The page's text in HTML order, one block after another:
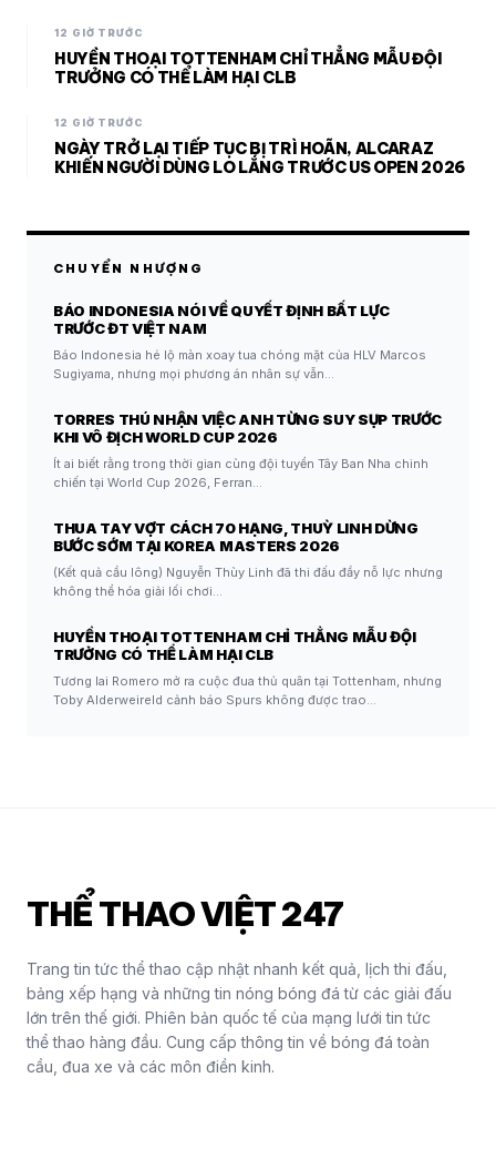
12 GIỜ TRƯỚC
HUYỀN THOẠI TOTTENHAM CHỈ THẲNG MẪU ĐỘI
TRƯỞNG CÓ THỂ LÀM HẠI CLB
12 GIỜ TRƯỚC
NGÀY TRỞ LẠI TIẾP TỤC BỊ TRÌ HOÃN, ALCARAZ
KHIẾN NGƯỜI DÙNG LO LẮNG TRƯỚC US OPEN 2026
CHUYỂN NHƯỢNG
BÁO INDONESIA NÓI VỀ QUYẾT ĐỊNH BẤT LỰC
TRƯỚC ĐT VIỆT NAM
Báo Indonesia hé lộ màn xoay tua chóng mặt của HLV Marcos
Sugiyama, nhưng mọi phương án nhân sự vẫn…
TORRES THÚ NHẬN VIỆC ANH TỪNG SUY SỤP TRƯỚC
KHI VÔ ĐỊCH WORLD CUP 2026
Ít ai biết rằng trong thời gian cùng đội tuyển Tây Ban Nha chinh
chiến tại World Cup 2026, Ferran…
THUA TAY VỢT CÁCH 70 HẠNG, THUỲ LINH DỪNG
BƯỚC SỚM TẠI KOREA MASTERS 2026
(Kết quả cầu lông) Nguyễn Thùy Linh đã thi đấu đầy nỗ lực nhưng
không thể hóa giải lối chơi…
HUYỀN THOẠI TOTTENHAM CHỈ THẲNG MẪU ĐỘI
TRƯỞNG CÓ THỂ LÀM HẠI CLB
Tương lai Romero mở ra cuộc đua thủ quân tại Tottenham, nhưng
Toby Alderweireld cảnh báo Spurs không được trao…
THỂ THAO VIỆT 247
Trang tin tức thể thao cập nhật nhanh kết quả, lịch thi đấu,
bảng xếp hạng và những tin nóng bóng đá từ các giải đấu
lớn trên thế giới. Phiên bản quốc tế của mạng lưới tin tức
thể thao hàng đầu. Cung cấp thông tin về bóng đá toàn
cầu, đua xe và các môn điền kinh.